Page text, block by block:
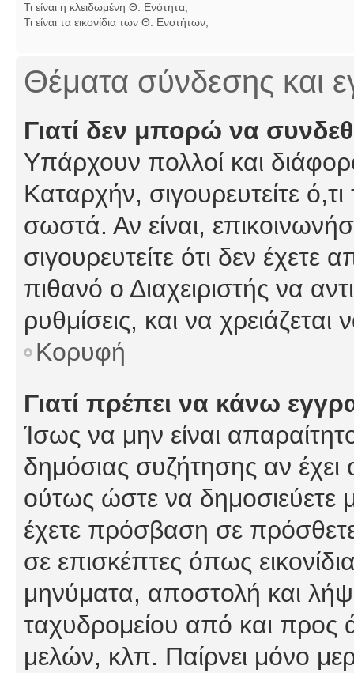
Τι είναι η κλειδωμένη Θ. Ενότητα;
Τι είναι τα εικονίδια των Θ. Ενοτήτων;
Θέματα σύνδεσης και
Γιατί δεν μπορώ να
Υπάρχουν πολλοί και
Καταρχήν, σιγουρευτείτε
σωστά. Αν είναι,
σιγουρευτείτε ότι δεν έχετε
πιθανό ο Διαχειριστής να
ρυθμίσεις, και να χρειάζεται
Κορυφή
Γιατί πρέπει να κάνω
Ίσως να μην είναι
δημόσιας συζήτησης αν έχει
ούτως ώστε να δημοσιεύετε
έχετε πρόσβαση σε
σε επισκέπτες όπως
μηνύματα, αποστολή και
ταχυδρομείου από και προς
μελών, κλπ. Παίρνει μόνο